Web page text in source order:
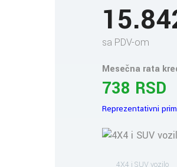
sa PDV-om
Mesečna rata
738 RSD
Reprezentativni
4X4 i SUV vozilo